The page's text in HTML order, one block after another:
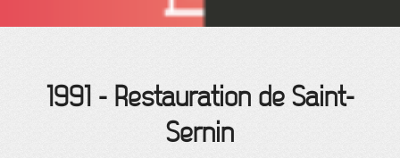
1991- Restauration de Saint-
Sernin